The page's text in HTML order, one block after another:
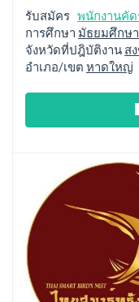
รับสมัคร พนักงานคัด
การศึกษา มัธยมศึกษ
จังหวัดที่ปฎิบัติงาน ส
อำเภอ/เขต หาดใหญ่